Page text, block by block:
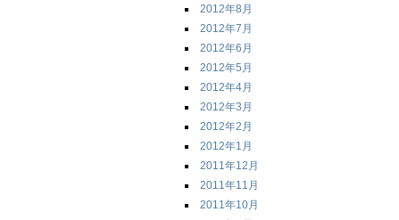
2012年8月
2012年7月
2012年6月
2012年5月
2012年4月
2012年3月
2012年2月
2012年1月
2011年12月
2011年11月
2011年10月